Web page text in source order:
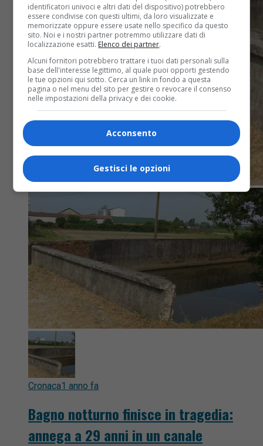
Cronaca1 anno fa
Bagno notturno finisce in tragedia:
annega a 29 anni in un canale
identificatori univoci e altri dati del dispositivo) potrebbero
essere condivise con questi ultimi, da loro visualizzate e
memorizzate oppure essere usate nello specifico da questo
sito. Noi e i nostri partner potremmo utilizzare dati di
localizzazione esatti. Elenco dei partner.
Alcuni fornitori potrebbero trattare i tuoi dati personali sulla
base dell'interesse legittimo, al quale puoi opporti gestendo
le tue opzioni qui sotto. Cerca un link in fondo a questa
pagina o nel menu del sito per gestire o revocare il consenso
nelle impostazioni della privacy e dei cookie.
Acconsento
Gestisci le opzioni